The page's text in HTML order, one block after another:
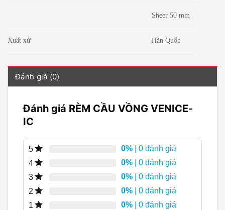
Sheer 50 mm
Xuất xứ Hàn Quốc
Đánh giá (0)
Đánh giá RÈM CẦU VỒNG VENICE-
IC
5 0% | 0 đánh giá
4
0% | 0 đánh giá
3
0% | 0 đánh giá
2
0% | 0 đánh giá
1
0% | 0 đánh giá